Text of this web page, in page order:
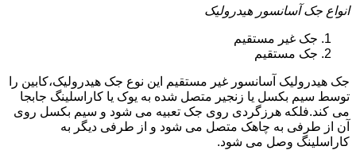
انواع جک آسانسور هیدرولیک
جک غیر مستقیم
جک مستقیم
جک هیدرولیک آسانسور غیر مستقیم این نوع جک هیدرولیک،کابین را
توسط سیم بکسل یا زنجیر متصل شده به یوک یا کاراسلینگ جابجا
می کند.فلکه هرزگردی روی جک تعبیه می شود و سیم بکسل روی
آن از طرفی به چاهک متصل می شود و از طرفی دیگر به
کاراسلینگ وصل می شود.